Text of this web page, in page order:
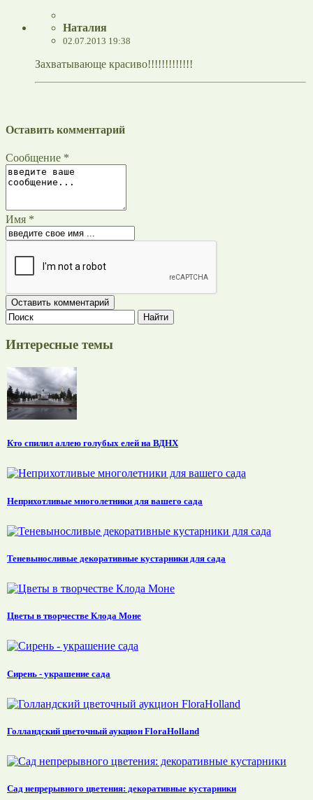
Наталия
02.07.2013 19:38
Захватывающе красиво!!!!!!!!!!!!!
Оставить комментарий
Сообщение *
Имя *
Интересные темы
Кто спилил аллею голубых елей на ВДНХ
Неприхотливые многолетники для вашего сада
Теневыносливые декоративные кустарники для сада
Цветы в творчестве Клода Моне
Сирень - украшение сада
Голландский цветочный аукцион FloraHolland
Сад непрерывного цветения: декоративные кустарники